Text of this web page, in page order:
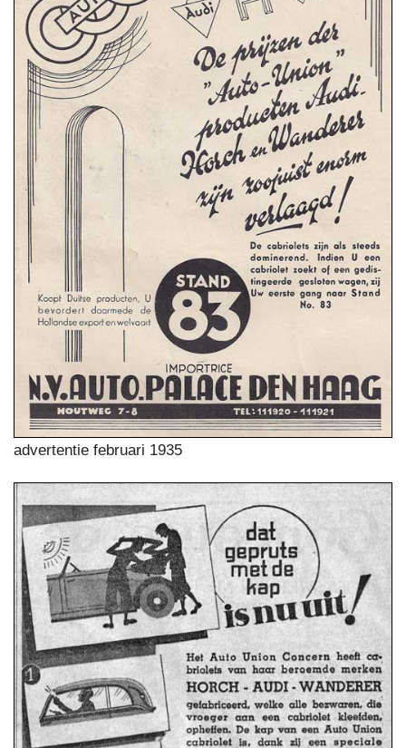
advertentie februari 1935